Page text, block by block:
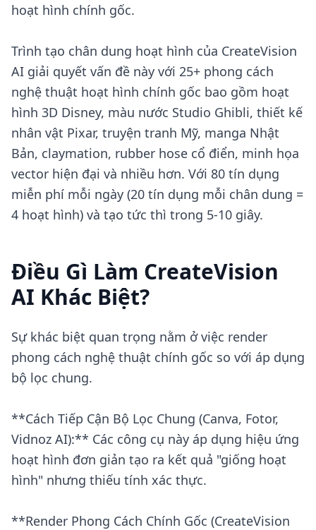
hoạt hình chính gốc.
Trình tạo chân dung hoạt hình của CreateVision
AI giải quyết vấn đề này với 25+ phong cách
nghệ thuật hoạt hình chính gốc bao gồm hoạt
hình 3D Disney, màu nước Studio Ghibli, thiết kế
nhân vật Pixar, truyện tranh Mỹ, manga Nhật
Bản, claymation, rubber hose cổ điển, minh họa
vector hiện đại và nhiều hơn. Với 80 tín dụng
miễn phí mỗi ngày (20 tín dụng mỗi chân dung =
4 hoạt hình) và tạo tức thì trong 5-10 giây.
Điều Gì Làm CreateVision
AI Khác Biệt?
Sự khác biệt quan trọng nằm ở việc render
phong cách nghệ thuật chính gốc so với áp dụng
bộ lọc chung.
**Cách Tiếp Cận Bộ Lọc Chung (Canva, Fotor,
Vidnoz AI):** Các công cụ này áp dụng hiệu ứng
hoạt hình đơn giản tạo ra kết quả "giống hoạt
hình" nhưng thiếu tính xác thực.
**Render Phong Cách Chính Gốc (CreateVision